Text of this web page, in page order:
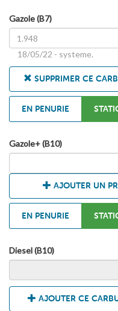
Gazole (B7)
18/05/22 - systeme.
SUPPRIMER CE
EN PENURIE
Gazole+ (B10)
AJOUTER UN
EN PENURIE
Diesel (B10)
AJOUTER CE